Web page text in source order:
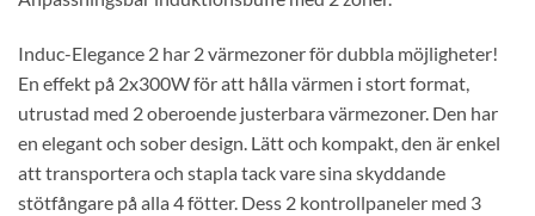
Induc-Elegance 2 har 2 värmezoner för dubbla möjligheter!
En effekt på 2x300W för att hålla värmen i stort format,
utrustad med 2 oberoende justerbara värmezoner. Den har
en elegant och sober design. Lätt och kompakt, den är enkel
att transportera och stapla tack vare sina skyddande
stötfångare på alla 4 fötter. Dess 2 kontrollpaneler med 3